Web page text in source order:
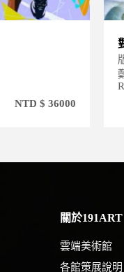
NTD $ 36000
關於191ART
雲端美術館
各館策展說明